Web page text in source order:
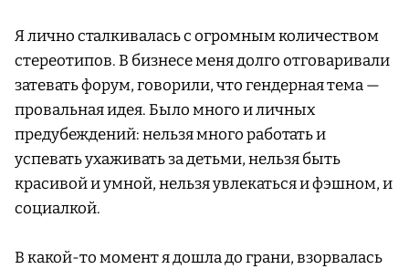
Я лично сталкивалась с огромным количеством
стереотипов. В бизнесе меня долго отговаривали
затевать форум, говорили, что гендерная тема —
провальная идея. Было много и личных
предубеждений: нельзя много работать и
успевать ухаживать за детьми, нельзя быть
красивой и умной, нельзя увлекаться и фэшном, и
социалкой.
В какой-то момент я дошла до грани, взорвалась